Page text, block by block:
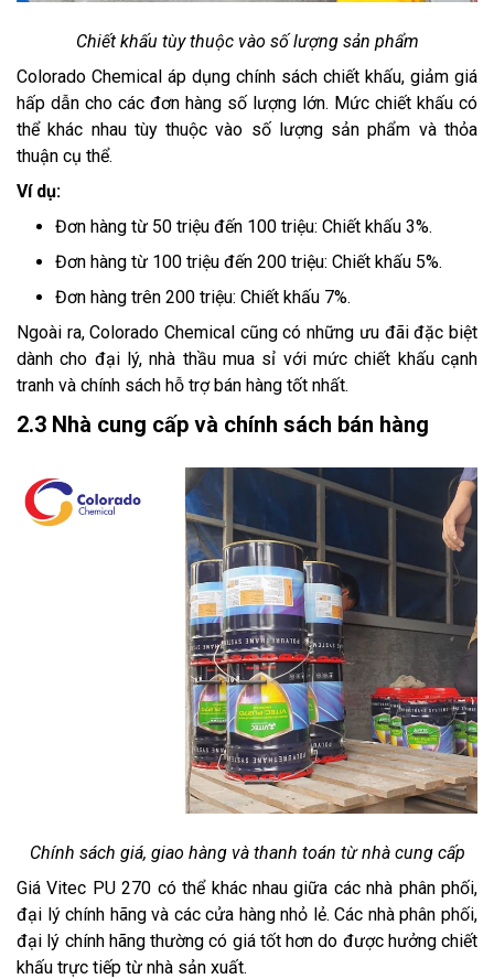
Chiết khấu tùy thuộc vào số lượng sản phẩm
Colorado Chemical áp dụng chính sách chiết khấu, giảm giá
hấp dẫn cho các đơn hàng số lượng lớn. Mức chiết khấu có
thể khác nhau tùy thuộc vào số lượng sản phẩm và thỏa
thuận cụ thể.
Ví dụ:
Đơn hàng từ 50 triệu đến 100 triệu: Chiết khấu 3%.
Đơn hàng từ 100 triệu đến 200 triệu: Chiết khấu 5%.
Đơn hàng trên 200 triệu: Chiết khấu 7%.
Ngoài ra, Colorado Chemical cũng có những ưu đãi đặc biệt
dành cho đại lý, nhà thầu mua sỉ với mức chiết khấu cạnh
tranh và chính sách hỗ trợ bán hàng tốt nhất.
2.3 Nhà cung cấp và chính sách bán hàng
Chính sách giá, giao hàng và thanh toán từ nhà cung cấp
Giá Vitec PU 270 có thể khác nhau giữa các nhà phân phối,
đại lý chính hãng và các cửa hàng nhỏ lẻ. Các nhà phân phối,
đại lý chính hãng thường có giá tốt hơn do được hưởng chiết
khấu trực tiếp từ nhà sản xuất.